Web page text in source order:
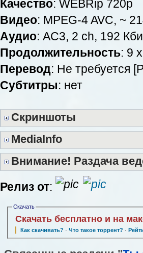
Качество: WEBRip 720p
Видео: MPEG-4 AVC, ~
Аудио: AC3, 2 ch, 192
Продолжительность: 9
Перевод: Не требуется
Cубтитры: нет
Скриншоты
MediaInfo
Внимание! Раздача
Релиз от:
Скачать
Скачать бесплатно и на
Как скачивать? · Что такое торрент? ·